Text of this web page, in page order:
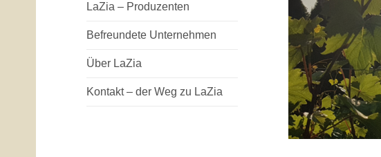
LaZia – Produzenten
Befreundete Unternehmen
Über LaZia
Kontakt – der Weg zu LaZia